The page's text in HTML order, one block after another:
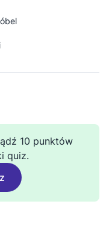
10 punktów
quiz.